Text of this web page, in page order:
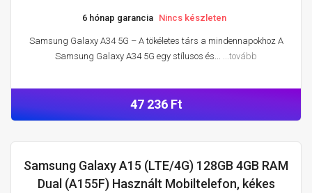
6 hónap garancia Nincs készleten
Samsung Galaxy A34 5G – A tökéletes társ a mindennapokhoz A
Samsung Galaxy A34 5G egy stílusos és... ...tovább
47 236 Ft
HASZNÁLT ANDROIDOS TELEFONOK
Samsung Galaxy A15 (LTE/4G) 128GB 4GB RAM
Dual (A155F) Használt Mobiltelefon, kékes